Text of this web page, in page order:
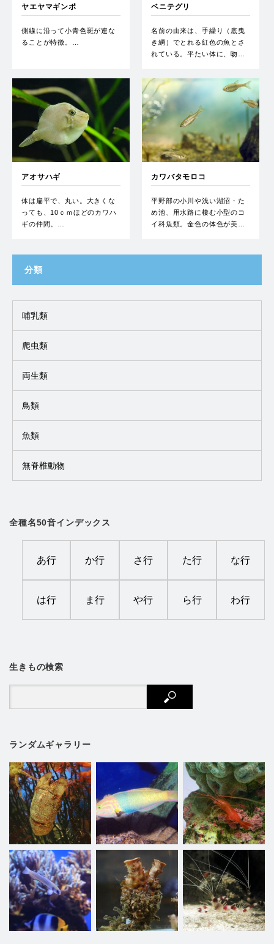
ヤエヤマギンポ
側線に沿って小青色斑が連な
ることが特徴。…
ベニテグリ
名前の由来は、手繰り（底曳
き網）でとれる紅色の魚とさ
れている。平たい体に、吻…
アオサハギ
体は扁平で、丸い。大きくな
っても、10ｃｍほどのカワハ
ギの仲間。…
カワバタモロコ
平野部の小川や浅い湖沼・た
め池、用水路に棲む小型のコ
イ科魚類。金色の体色が美…
分類
哺乳類
爬虫類
両生類
鳥類
魚類
無脊椎動物
全種名50音インデックス
あ行 か行 さ行 た行 な行
は行 ま行 や行 ら行 わ行
生きもの検索
ランダムギャラリー